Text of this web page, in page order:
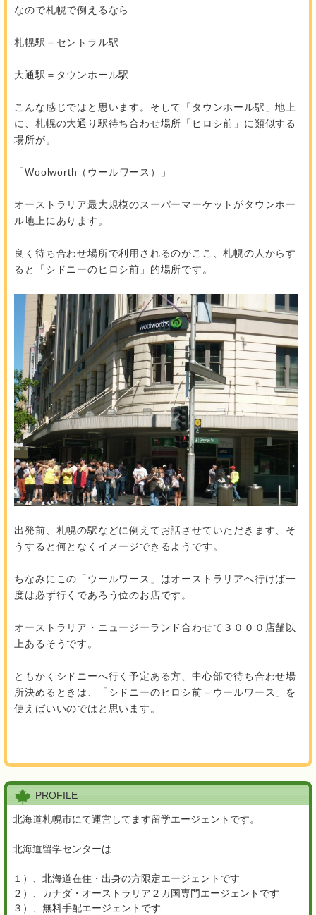
なので札幌で例えるなら
札幌駅＝セントラル駅
大通駅＝タウンホール駅
こんな感じではと思います。そして「タウンホール駅」地上
に、札幌の大通り駅待ち合わせ場所「ヒロシ前」に類似する
場所が。
「Woolworth（ウールワース）」
オーストラリア最大規模のスーパーマーケットがタウンホー
ル地上にあります。
良く待ち合わせ場所で利用されるのがここ、札幌の人からす
ると「シドニーのヒロシ前」的場所です。
出発前、札幌の駅などに例えてお話させていただきます、そ
うすると何となくイメージできるようです。
ちなみにこの「ウールワース」はオーストラリアへ行けば一
度は必ず行くであろう位のお店です。
オーストラリア・ニュージーランド合わせて３０００店舗以
上あるそうです。
ともかくシドニーへ行く予定ある方、中心部で待ち合わせ場
所決めるときは、「シドニーのヒロシ前＝ウールワース」を
使えばいいのではと思います。
PROFILE
北海道札幌市にて運営してます留学エージェントです。
北海道留学センターは
１）、北海道在住・出身の方限定エージェントです
２）、カナダ・オーストラリア２カ国専門エージェントです
３）、無料手配エージェントです